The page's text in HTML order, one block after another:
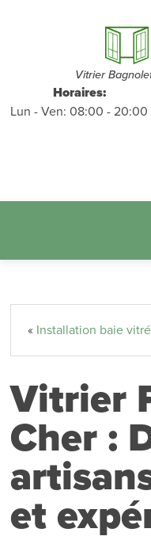
Vitrier
Horaires:
Lun - Ven: 08:00 - 20:00
« Installation baie
Vitrier
Cher :
et